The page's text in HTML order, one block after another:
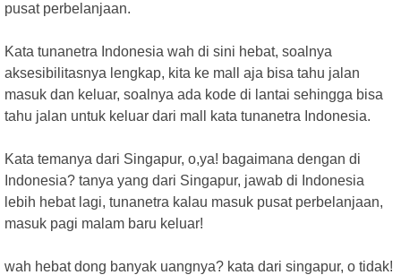
pusat perbelanjaan.
Kata tunanetra Indonesia wah di sini hebat, soalnya
aksesibilitasnya lengkap, kita ke mall aja bisa tahu jalan
masuk dan keluar, soalnya ada kode di lantai sehingga bisa
tahu jalan untuk keluar dari mall kata tunanetra Indonesia.
Kata temanya dari Singapur, o,ya! bagaimana dengan di
Indonesia? tanya yang dari Singapur, jawab di Indonesia
lebih hebat lagi, tunanetra kalau masuk pusat perbelanjaan,
masuk pagi malam baru keluar!
wah hebat dong banyak uangnya? kata dari singapur, o tidak!